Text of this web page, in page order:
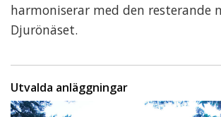
harmoniserar med den resterande
Djurönäset.
Utvalda anläggningar